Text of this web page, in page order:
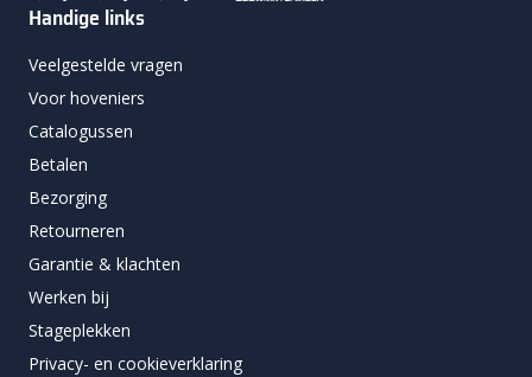
Handige links
Veelgestelde vragen
Voor hoveniers
Catalogussen
Betalen
Bezorging
Retourneren
Garantie & klachten
Werken bij
Stageplekken
Privacy- en cookieverklaring